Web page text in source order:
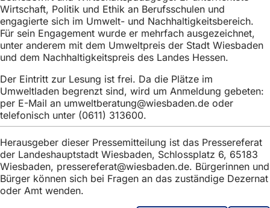
Wirtschaft, Politik und Ethik an Berufsschulen und
engagierte sich im Umwelt- und Nachhaltigkeitsbereich.
Für sein Engagement wurde er mehrfach ausgezeichnet,
unter anderem mit dem Umweltpreis der Stadt Wiesbaden
und dem Nachhaltigkeitspreis des Landes Hessen.
Der Eintritt zur Lesung ist frei. Da die Plätze im
Umweltladen begrenzt sind, wird um Anmeldung gebeten:
per E-Mail an umweltberatung wiesbaden de oder
telefonisch unter (0611) 313600.
Herausgeber dieser Pressemitteilung ist das Pressereferat
der Landeshauptstadt Wiesbaden, Schlossplatz 6, 65183
Wiesbaden, pressereferat wiesbaden de. Bürgerinnen und
Bürger können sich bei Fragen an das zuständige Dezernat
oder Amt wenden.